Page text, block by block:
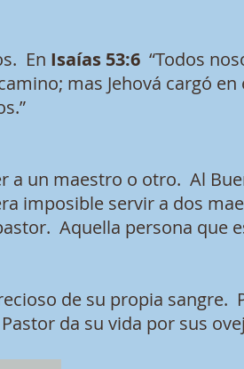
En Isaías 53:6 “Todos
mas Jehová cargó en
a un maestro o otro. Al
imposible servir a dos
Aquella persona que
de su propia sangre.
da su vida por sus